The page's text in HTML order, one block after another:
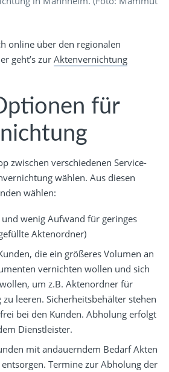
online über den regionalen
geht’s zur Aktenvernichtung
für
zwischen verschiedenen Service-
wählen. Aus diesen
wählen:
und wenig Aufwand für geringes
Aktenordner)
die ein größeres Volumen an
vernichten wollen und sich
um z.B. Aktenordner für
leeren. Sicherheitsbehälter stehen
bei den Kunden. Abholung erfolgt
Dienstleister.
mit andauerndem Bedarf Akten
Termine zur Abholung der